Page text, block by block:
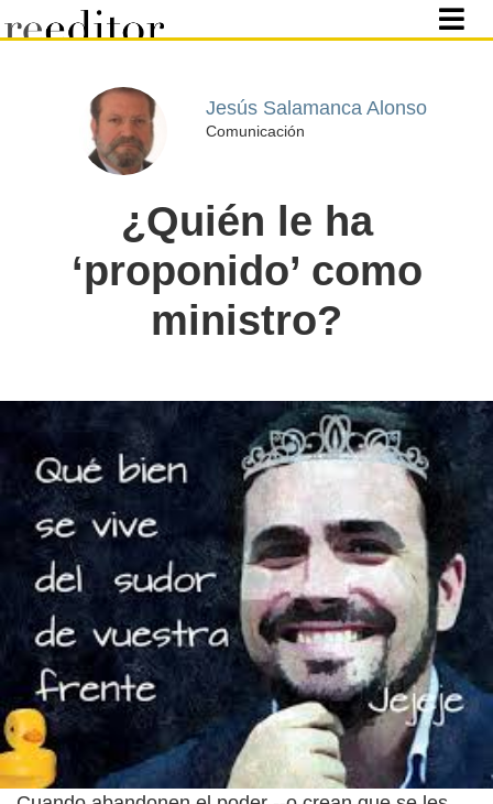
Jesús Salamanca Alonso
Comunicación
¿Quién le ha
‘proponido’ como
ministro?